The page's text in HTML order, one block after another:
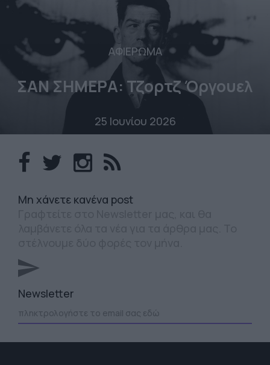
ΑΦΙΕΡΩΜΑ
ΣΑΝ ΣΗΜΕΡΑ: Τζορτζ Όργουελ
25 Ιουνίου 2026
Mη χάνετε κανένα post
Newsletter